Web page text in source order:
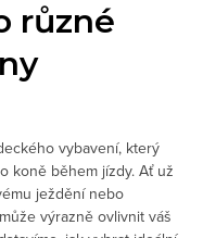
různé
vybavení, který
koně během jízdy. Ať už
ježdění nebo
výrazně ovlivnit váš